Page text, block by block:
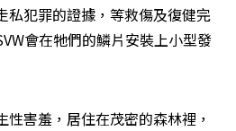
私犯罪的證據，等救傷及復健完
會在牠們的鱗片安裝上小型發
害羞，居住在茂密的森林裡，